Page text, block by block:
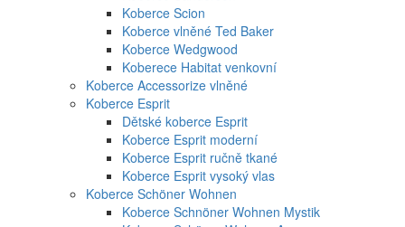
Koberce Scion
Koberce vlněné Ted Baker
Koberce Wedgwood
Koberece Habitat venkovní
Koberce Accessorize vlněné
Koberce Esprit
Dětské koberce Esprit
Koberce Esprit moderní
Koberce Esprit ručně tkané
Koberce Esprit vysoký vlas
Koberce Schöner Wohnen
Koberce Schnöner Wohnen Mystik